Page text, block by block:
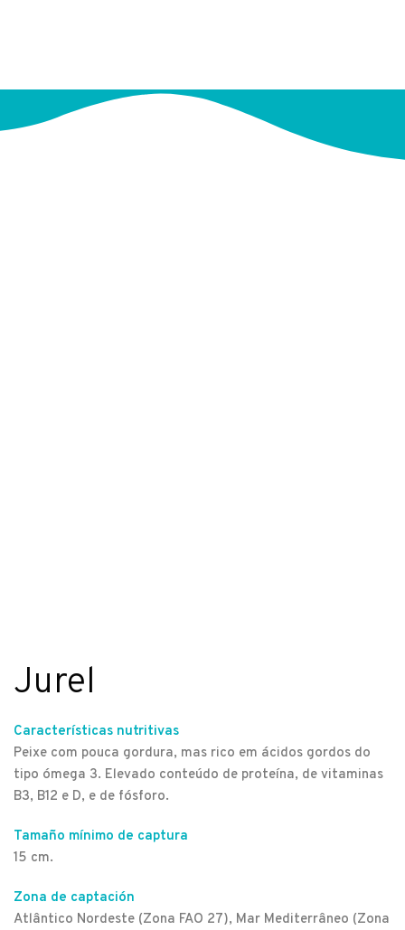
Jurel
Características nutritivas
Peixe com pouca gordura, mas rico em ácidos gordos do
tipo ómega 3. Elevado conteúdo de proteína, de vitaminas
B3, B12 e D, e de fósforo.
Tamaño mínimo de captura
15 cm.
Zona de captación
Atlântico Nordeste (Zona FAO 27), Mar Mediterrâneo (Zona